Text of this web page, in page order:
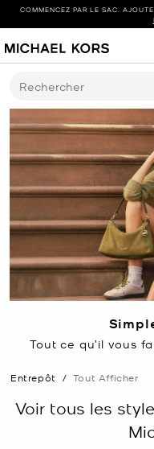
COMMENCEZ PAR LE SAC.
Rechercher
Tout ce qu’il vous
Entrepôt / Tout Afficher
Voir tous les